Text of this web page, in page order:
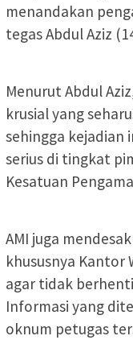
menandakan
tegas Abdul Aziz
Menurut Abdul
krusial yang
sehingga kejadian
serius di tingkat
Kesatuan
AMI juga
khususnya Kantor
agar tidak
Informasi yang
oknum petugas